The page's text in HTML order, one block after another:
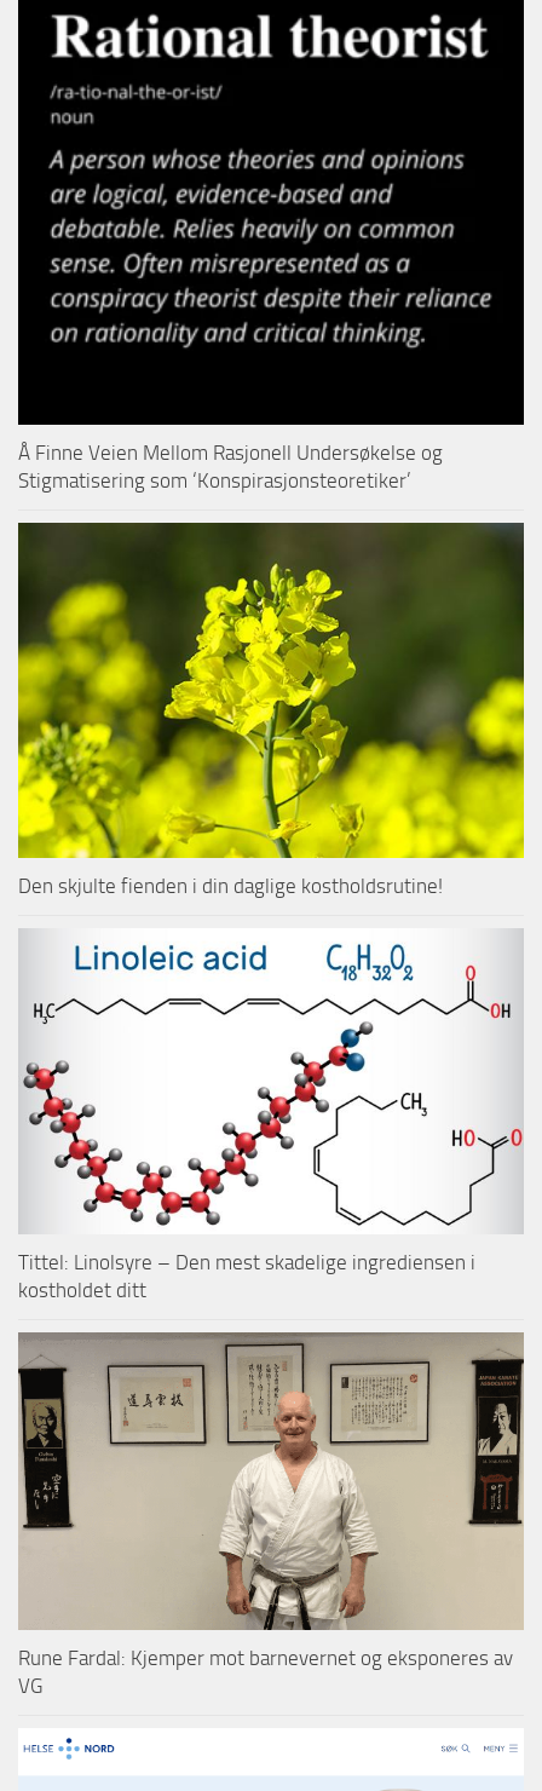
Å Finne Veien Mellom Rasjonell Undersøkelse og
Stigmatisering som ‘Konspirasjonsteoretiker’
Den skjulte fienden i din daglige kostholdsrutine!
Tittel: Linolsyre – Den mest skadelige ingrediensen i
kostholdet ditt
Rune Fardal: Kjemper mot barnevernet og eksponeres av
VG